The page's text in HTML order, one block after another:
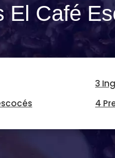
El Café
3
4